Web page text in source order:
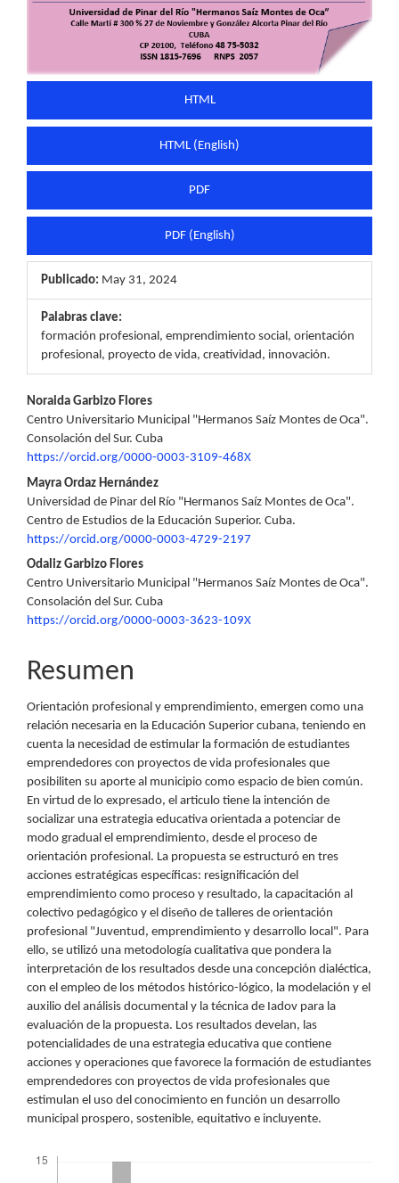
HTML
HTML (English)
PDF
PDF (English)
Publicado: May 31, 2024
Palabras clave:
formación profesional, emprendimiento social, orientación
profesional, proyecto de vida, creatividad, innovación.
Contenido
principal
del
artículo
Noraida Garbizo Flores
Centro Universitario Municipal "Hermanos Saíz Montes de Oca".
Consolación del Sur. Cuba
https://orcid.org/0000-0003-3109-468X
Mayra Ordaz Hernández
Universidad de Pinar del Río "Hermanos Saíz Montes de Oca".
Centro de Estudios de la Educación Superior. Cuba.
https://orcid.org/0000-0003-4729-2197
Odaliz Garbizo Flores
Centro Universitario Municipal "Hermanos Saíz Montes de Oca".
Consolación del Sur. Cuba
https://orcid.org/0000-0003-3623-109X
Resumen
Orientación profesional y emprendimiento, emergen como una
relación necesaria en la Educación Superior cubana, teniendo en
cuenta la necesidad de estimular la formación de estudiantes
emprendedores con proyectos de vida profesionales que
posibiliten su aporte al municipio como espacio de bien común.
En virtud de lo expresado, el articulo tiene la intención de
socializar una estrategia educativa orientada a potenciar de
modo gradual el emprendimiento, desde el proceso de
orientación profesional. La propuesta se estructuró en tres
acciones estratégicas específicas: resignificación del
emprendimiento como proceso y resultado, la capacitación al
colectivo pedagógico y el diseño de talleres de orientación
profesional "Juventud, emprendimiento y desarrollo local". Para
ello, se utilizó una metodología cualitativa que pondera la
interpretación de los resultados desde una concepción dialéctica,
con el empleo de los métodos histórico-lógico, la modelación y el
auxilio del análisis documental y la técnica de Iadov para la
evaluación de la propuesta. Los resultados develan, las
potencialidades de una estrategia educativa que contiene
acciones y operaciones que favorece la formación de estudiantes
emprendedores con proyectos de vida profesionales que
estimulan el uso del conocimiento en función un desarrollo
municipal prospero, sostenible, equitativo e incluyente.